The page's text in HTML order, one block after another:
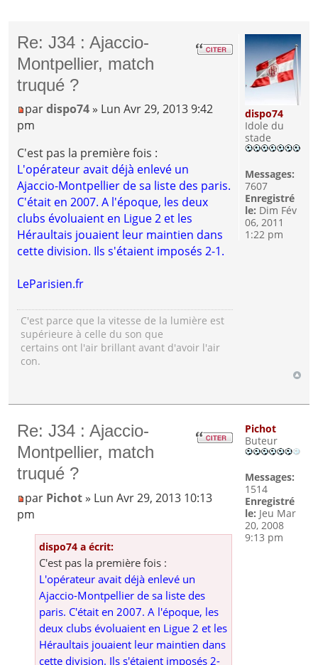
Re: J34 : Ajaccio-
Montpellier, match
truqué ?
pardispo74 » Lun Avr 29, 2013 9:42
pm
C'est pas la première fois :
L'opérateur avait déjà enlevé un
Ajaccio-Montpellier de sa liste des paris.
C'était en 2007. A l'époque, les deux
clubs évoluaient en Ligue 2 et les
Héraultais jouaient leur maintien dans
cette division. Ils s'étaient imposés 2-1.
LeParisien.fr
C'est parce que la vitesse de la lumière est
supérieure à celle du son que
certains ont l'air brillant avant d'avoir l'air
con.
dispo74
Idole du
stade
Messages:
7607
Enregistré
le: Dim Fév
06, 2011
1:22 pm
Re: J34 : Ajaccio-
Montpellier, match
truqué ?
par Pichot» Lun Avr 29, 2013 10:13
pm
dispo74 a écrit:
C'est pas la première fois :
L'opérateur avait déjà enlevé un
Ajaccio-Montpellier de sa liste des
paris. C'était en 2007. A l'époque, les
deux clubs évoluaient en Ligue 2 et les
Héraultais jouaient leur maintien dans
cette division. Ils s'étaient imposés 2-
Pichot
Buteur
Messages:
1514
Enregistré
le: Jeu Mar
20, 2008
9:13 pm